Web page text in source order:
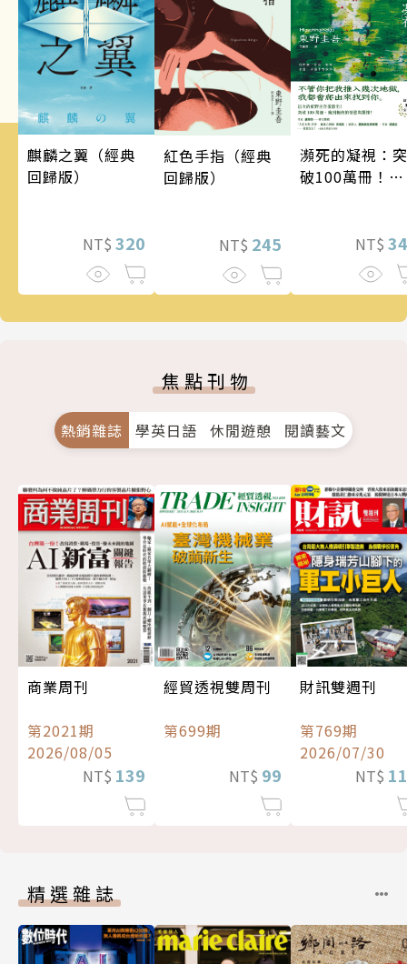
麒麟之翼（經典
回歸版）
NT$ 320
紅色手指（經典
回歸版）
NT$ 245
瀕死的凝視：突
破100萬冊！這
的情慾與驚悚！
NT$
焦點刊物
熱銷雜誌 學英日語 休閒遊憩 閱讀藝文
商業周刊
第2021期
2026/08/05
NT$ 139
經貿透視雙周刊
第699期
NT$ 99
財訊雙週刊
第769期
2026/07/30
NT$
精選雜誌